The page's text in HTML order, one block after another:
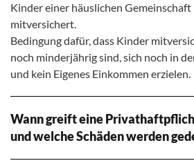
Kinder einer häuslichen
mitversichert.
Bedingung dafür, dass Kinder
noch minderjährig sind, sich noch in
und kein Eigenes Einkommen erzielen.
Wann greift eine
und welche Schäden werden